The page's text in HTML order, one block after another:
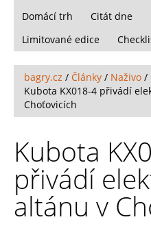
Domácí trh
Citát dne
Limitované edice
bagry.cz / Články / Naživo /
Kubota KX018-4 přivádí
Choťovicích
Kubota
přivádí
altánu v